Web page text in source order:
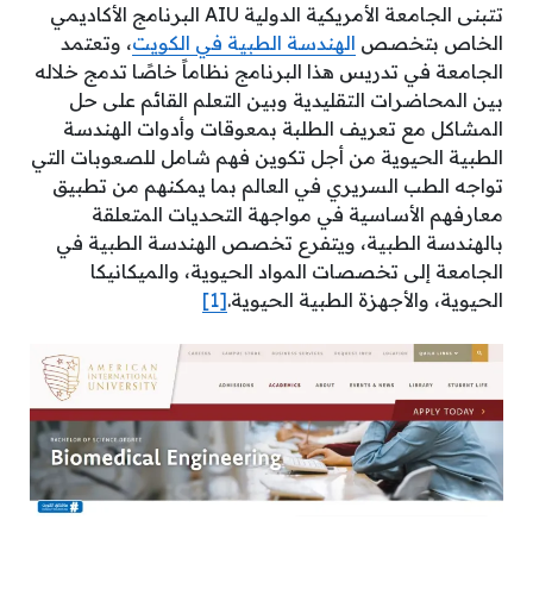
تتبنى الجامعة الأمريكية الدولية AIU البرنامج الأكاديمي
الخاص بتخصص الهندسة الطبية في الكويت، وتعتمد
الجامعة في تدريس هذا البرنامج نظاماً خاصًا تدمج خلاله
بين المحاضرات التقليدية وبين التعلم القائم على حل
المشاكل مع تعريف الطلبة بمعوقات وأدوات الهندسة
الطبية الحيوية من أجل تكوين فهم شامل للصعوبات التي
تواجه الطب السريري في العالم بما يمكنهم من تطبيق
معارفهم الأساسية في مواجهة التحديات المتعلقة
بالهندسة الطبية، ويتفرع تخصص الهندسة الطبية في
الجامعة إلى تخصصات المواد الحيوية، والميكانيكا
الحيوية، والأجهزة الطبية الحيوية.[1]